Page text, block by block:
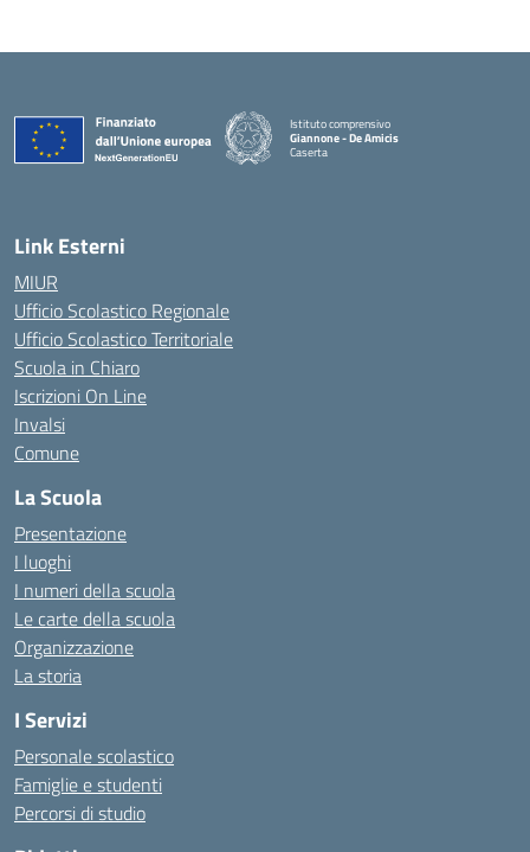
Istituto comprensivo
Giannone - De Amicis
Caserta
Link Esterni
MIUR
Ufficio Scolastico Regionale
Ufficio Scolastico Territoriale
Scuola in Chiaro
Iscrizioni On Line
Invalsi
Comune
La Scuola
Presentazione
I luoghi
I numeri della scuola
Le carte della scuola
Organizzazione
La storia
I Servizi
Personale scolastico
Famiglie e studenti
Percorsi di studio